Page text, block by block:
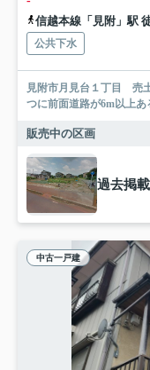
信越本線「見附」駅
公共下水
見附市月見台１丁目 売
つに前面道路が6m以上
販売中の区画
過去掲
中古一戸建